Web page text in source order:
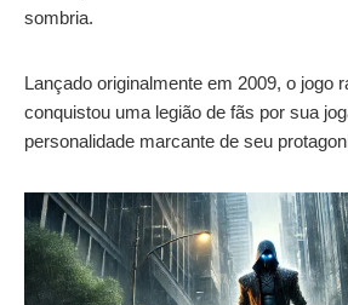
sombria.
Lançado originalmente em 2009, o jogo
conquistou uma legião de fãs por sua
personalidade marcante de seu